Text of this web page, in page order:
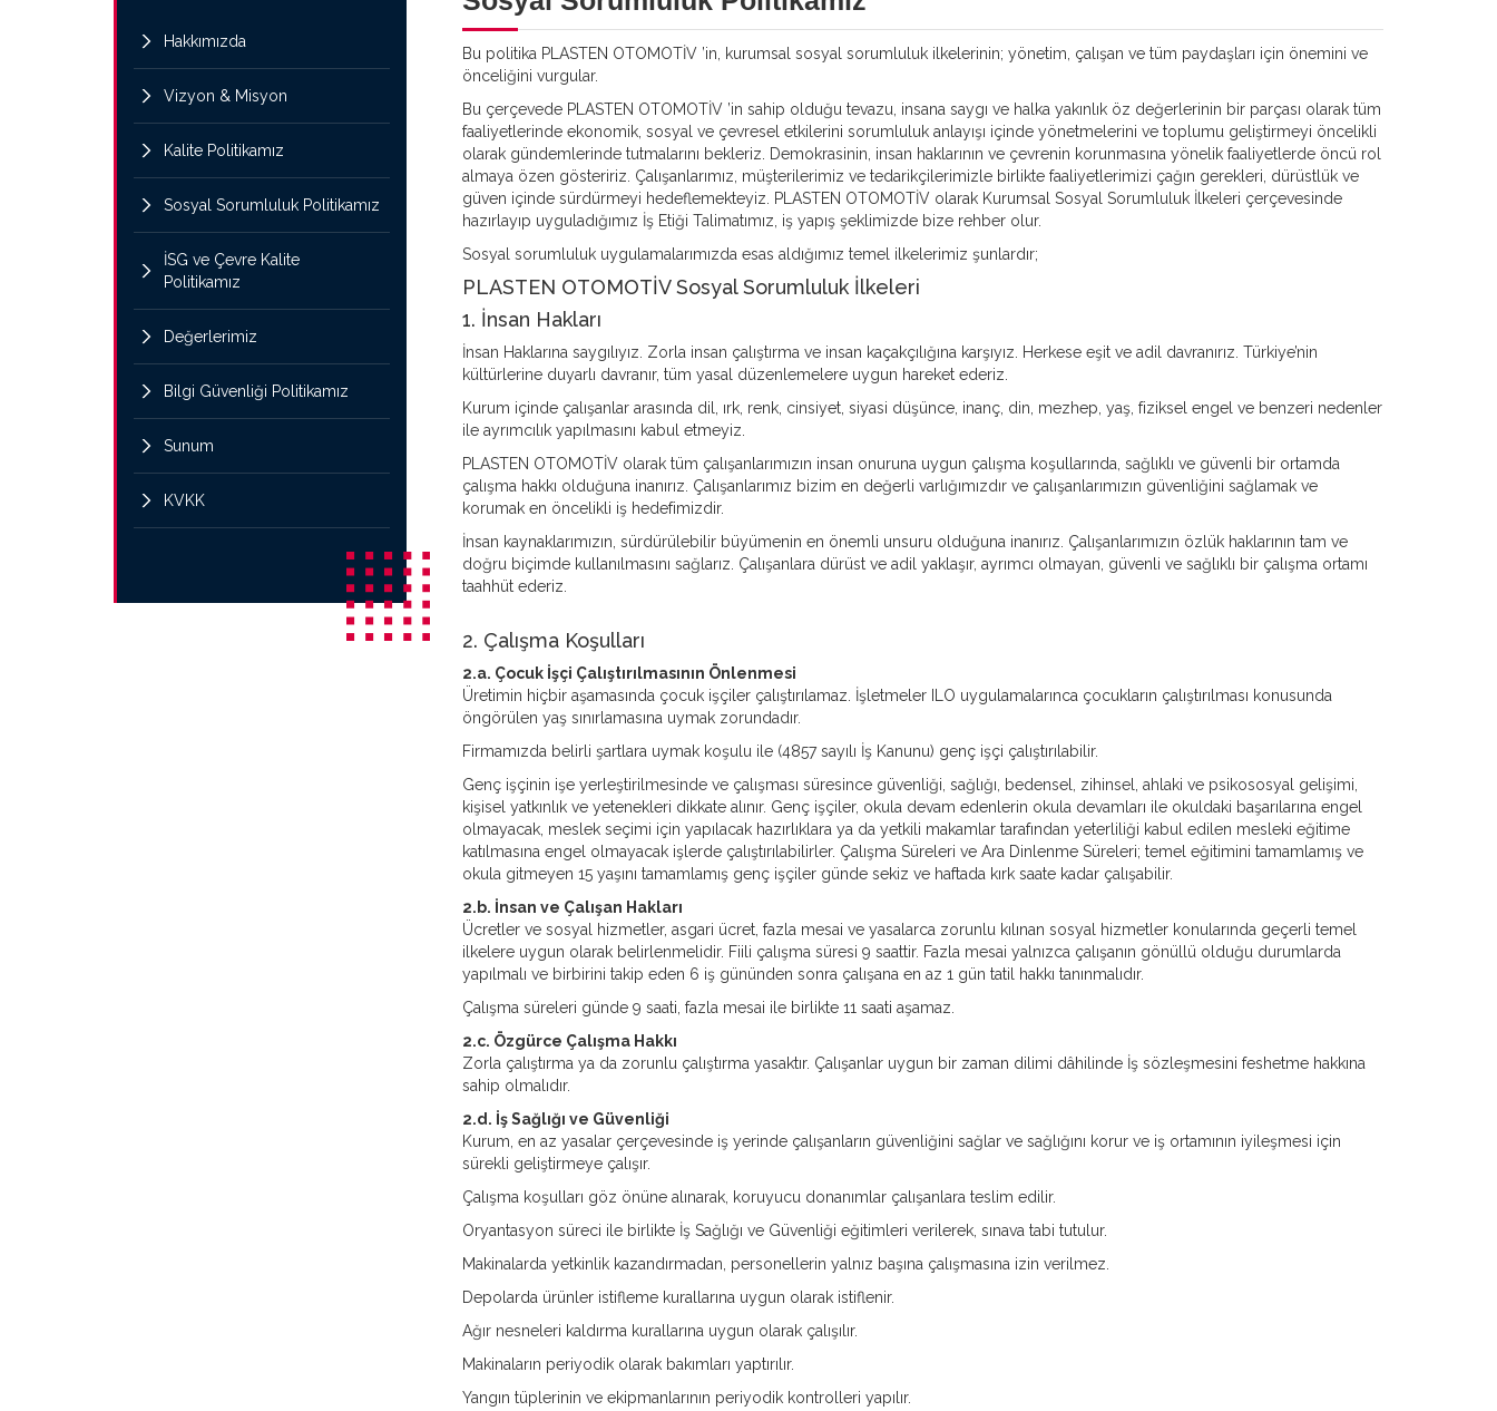
Hakkımızda
Vizyon & Misyon
Kalite Politikamız
Sosyal Sorumluluk Politikamız
İSG ve Çevre Kalite
Politikamız
Değerlerimiz
Bilgi Güvenliği Politikamız
Sunum
KVKK
Bu politika PLASTEN OTOMOTİV ’in, kurumsal sosyal sorumluluk ilkelerinin; yönetim, çalışan ve tüm paydaşları için önemini ve
önceliğini vurgular.
Bu çerçevede PLASTEN OTOMOTİV ’in sahip olduğu tevazu, insana saygı ve halka yakınlık öz değerlerinin bir parçası olarak tüm
faaliyetlerinde ekonomik, sosyal ve çevresel etkilerini sorumluluk anlayışı içinde yönetmelerini ve toplumu geliştirmeyi öncelikli
olarak gündemlerinde tutmalarını bekleriz. Demokrasinin, insan haklarının ve çevrenin korunmasına yönelik faaliyetlerde öncü rol
almaya özen gösteririz. Çalışanlarımız, müşterilerimiz ve tedarikçilerimizle birlikte faaliyetlerimizi çağın gerekleri, dürüstlük ve
güven içinde sürdürmeyi hedeflemekteyiz. PLASTEN OTOMOTİV olarak Kurumsal Sosyal Sorumluluk İlkeleri çerçevesinde
hazırlayıp uyguladığımız İş Etiği Talimatımız, iş yapış şeklimizde bize rehber olur.
Sosyal sorumluluk uygulamalarımızda esas aldığımız temel ilkelerimiz şunlardır;
PLASTEN OTOMOTİV Sosyal Sorumluluk İlkeleri
1. İnsan Hakları
İnsan Haklarına saygılıyız. Zorla insan çalıştırma ve insan kaçakçılığına karşıyız. Herkese eşit ve adil davranırız. Türkiye’nin
kültürlerine duyarlı davranır, tüm yasal düzenlemelere uygun hareket ederiz.
Kurum içinde çalışanlar arasında dil, ırk, renk, cinsiyet, siyasi düşünce, inanç, din, mezhep, yaş, fiziksel engel ve benzeri nedenler
ile ayrımcılık yapılmasını kabul etmeyiz.
PLASTEN OTOMOTİV olarak tüm çalışanlarımızın insan onuruna uygun çalışma koşullarında, sağlıklı ve güvenli bir ortamda
çalışma hakkı olduğuna inanırız. Çalışanlarımız bizim en değerli varlığımızdır ve çalışanlarımızın güvenliğini sağlamak ve
korumak en öncelikli iş hedefimizdir.
İnsan kaynaklarımızın, sürdürülebilir büyümenin en önemli unsuru olduğuna inanırız. Çalışanlarımızın özlük haklarının tam ve
doğru biçimde kullanılmasını sağlarız. Çalışanlara dürüst ve adil yaklaşır, ayrımcı olmayan, güvenli ve sağlıklı bir çalışma ortamı
taahhüt ederiz.
2. Çalışma Koşulları
2.a. Çocuk İşçi Çalıştırılmasının Önlenmesi
Üretimin hiçbir aşamasında çocuk işçiler çalıştırılamaz. İşletmeler ILO uygulamalarınca çocukların çalıştırılması konusunda
öngörülen yaş sınırlamasına uymak zorundadır.
Firmamızda belirli şartlara uymak koşulu ile (4857 sayılı İş Kanunu) genç işçi çalıştırılabilir.
Genç işçinin işe yerleştirilmesinde ve çalışması süresince güvenliği, sağlığı, bedensel, zihinsel, ahlaki ve psikososyal gelişimi,
kişisel yatkınlık ve yetenekleri dikkate alınır. Genç işçiler, okula devam edenlerin okula devamları ile okuldaki başarılarına engel
olmayacak, meslek seçimi için yapılacak hazırlıklara ya da yetkili makamlar tarafından yeterliliği kabul edilen mesleki eğitime
katılmasına engel olmayacak işlerde çalıştırılabilirler. Çalışma Süreleri ve Ara Dinlenme Süreleri; temel eğitimini tamamlamış ve
okula gitmeyen 15 yaşını tamamlamış genç işçiler günde sekiz ve haftada kırk saate kadar çalışabilir.
2.b. İnsan ve Çalışan Hakları
Ücretler ve sosyal hizmetler, asgari ücret, fazla mesai ve yasalarca zorunlu kılınan sosyal hizmetler konularında geçerli temel
ilkelere uygun olarak belirlenmelidir. Fiili çalışma süresi 9 saattir. Fazla mesai yalnızca çalışanın gönüllü olduğu durumlarda
yapılmalı ve birbirini takip eden 6 iş gününden sonra çalışana en az 1 gün tatil hakkı tanınmalıdır.
Çalışma süreleri günde 9 saati, fazla mesai ile birlikte 11 saati aşamaz.
2.c. Özgürce Çalışma Hakkı
Zorla çalıştırma ya da zorunlu çalıştırma yasaktır. Çalışanlar uygun bir zaman dilimi dâhilinde İş sözleşmesini feshetme hakkına
sahip olmalıdır.
2.d . İş Sağlığı ve Güvenliği
Kurum, en az yasalar çerçevesinde iş yerinde çalışanların güvenliğini sağlar ve sağlığını korur ve iş ortamının iyileşmesi için
sürekli geliştirmeye çalışır.
Çalışma koşulları göz önüne alınarak, koruyucu donanımlar çalışanlara teslim edilir.
Oryantasyon süreci ile birlikte İş Sağlığı ve Güvenliği eğitimleri verilerek, sınava tabi tutulur.
Makinalarda yetkinlik kazandırmadan, personellerin yalnız başına çalışmasına izin verilmez.
Depolarda ürünler istifleme kurallarına uygun olarak istiflenir.
Ağır nesneleri kaldırma kurallarına uygun olarak çalışılır.
Makinaların periyodik olarak bakımları yaptırılır.
Yangın tüplerinin ve ekipmanlarının periyodik kontrolleri yapılır.